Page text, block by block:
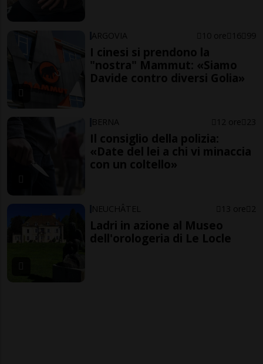
ARGOVIA 10 ore 16 99
I cinesi si prendono la
"nostra" Mammut: «Siamo
Davide contro diversi Golia»
BERNA 12 ore 23
Il consiglio della polizia:
«Date del lei a chi vi minaccia
con un coltello»
NEUCHÂTEL 13 ore 2
Ladri in azione al Museo
dell'orologeria di Le Locle